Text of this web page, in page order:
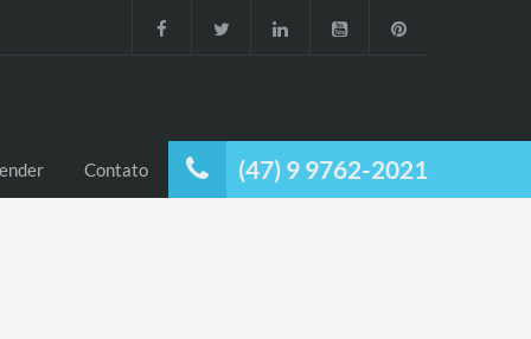
(47) 9 9762-2021
Contato